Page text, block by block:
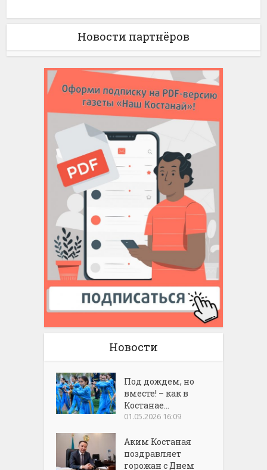
Новости партнёров
Новости
Под дождем, но
вместе! – как в
Костанае...
01.05.2026 16:09
Аким Костаная
поздравляет
горожан с Днем